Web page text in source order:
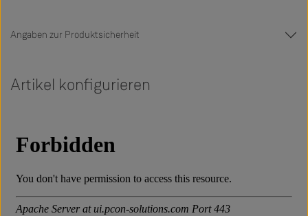
Angaben zur Produktsicherheit
Artikel konfigurieren